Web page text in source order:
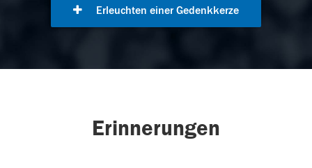
Erleuchten einer Gedenkkerze
Erinnerungen